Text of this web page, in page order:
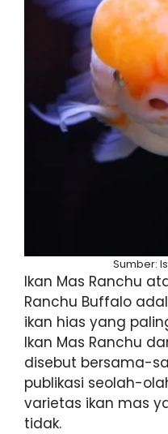
Sumber:
Ikan Mas Ranchu
Ranchu Buffalo
ikan hias yang
Ikan Mas Ranchu
disebut bersama-
publikasi seolah-
varietas ikan mas
tidak.